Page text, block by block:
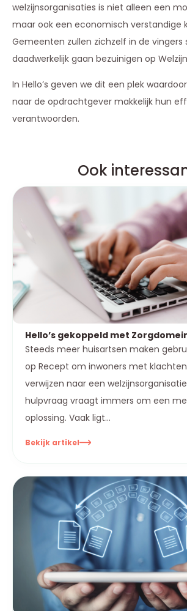
welzijnsorganisaties is niet alleen een
maar ook een economisch verstandige
Gemeenten zullen zichzelf in de vingers
daadwerkelijk gaan bezuinigen op
In Hello’s geven we dit een plek
naar de opdrachtgever makkelijk hun
verantwoorden.
Ook
Hello’s gekoppeld met
Steeds meer huisartsen maken
op Recept om inwoners met
verwijzen naar een
hulpvraag vraagt immers om een
oplossing. Vaak ligt...
Bekijk artikel